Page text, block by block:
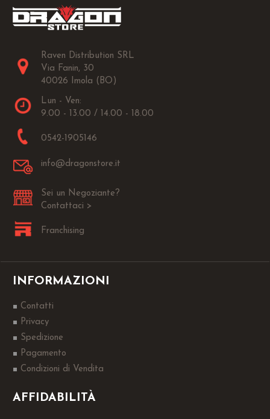
Raven Distribution SRL
Via Fanin, 30
40026 Imola (BO)
Lun - Ven:
9.00 - 13.00 / 14.00 - 18.00
0542-1905146
info@dragonstore.it
Sei un Negoziante?
Contattaci >
Franchising
INFORMAZIONI
Contatti
Privacy
Spedizione
Pagamento
Condizioni di Vendita
AFFIDABILITÀ